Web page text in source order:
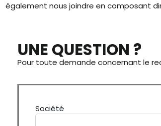
également nous joindre en composant
UNE QUESTION ?
Pour toute demande concernant le
Société